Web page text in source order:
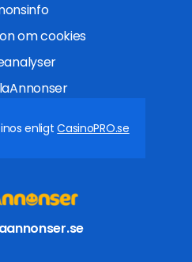
om cookies
enligtCasinoPRO.se